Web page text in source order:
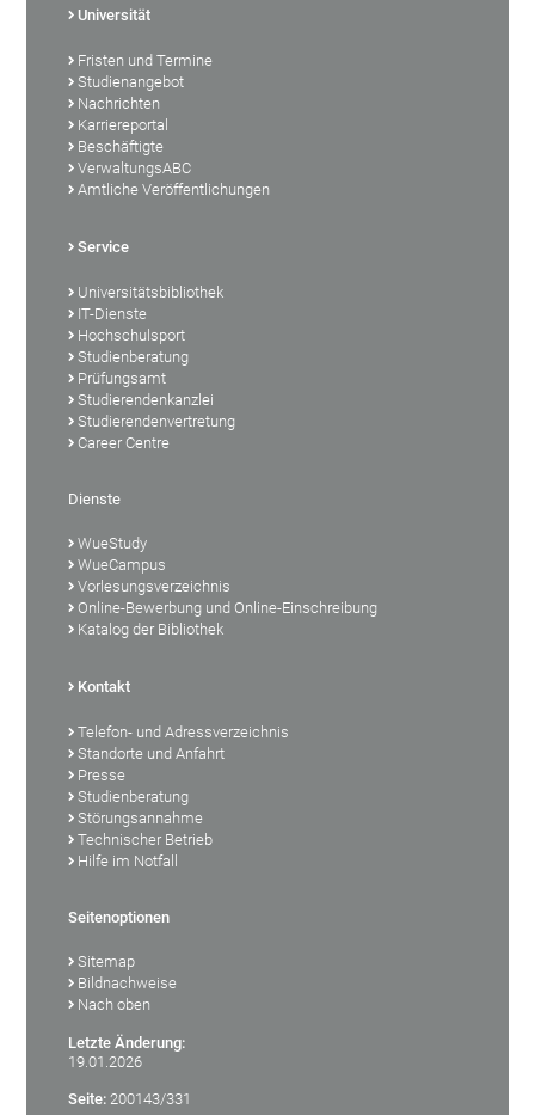
Universität
Fristen und Termine
Studienangebot
Nachrichten
Karriereportal
Beschäftigte
VerwaltungsABC
Amtliche Veröffentlichungen
Service
Universitätsbibliothek
IT-Dienste
Hochschulsport
Studienberatung
Prüfungsamt
Studierendenkanzlei
Studierendenvertretung
Career Centre
Dienste
WueStudy
WueCampus
Vorlesungsverzeichnis
Online-Bewerbung und Online-Einschreibung
Katalog der Bibliothek
Kontakt
Telefon- und Adressverzeichnis
Standorte und Anfahrt
Presse
Studienberatung
Störungsannahme
Technischer Betrieb
Hilfe im Notfall
Seitenoptionen
Sitemap
Bildnachweise
Nach oben
Letzte Änderung:
19.01.2026
Seite: 200143/331